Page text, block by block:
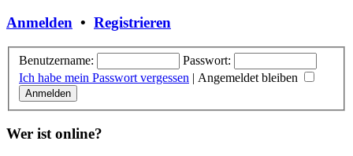
Anmelden • Registrieren
Benutzername:
Passwort:
Ich habe mein Passwort vergessen | Angemeldet bleiben
Wer ist online?